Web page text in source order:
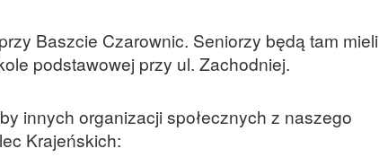
Baszcie Czarownic. Seniorzy będą tam mieli
podstawowej przy ul. Zachodniej.
innych organizacji społecznych z naszego
Krajeńskich: